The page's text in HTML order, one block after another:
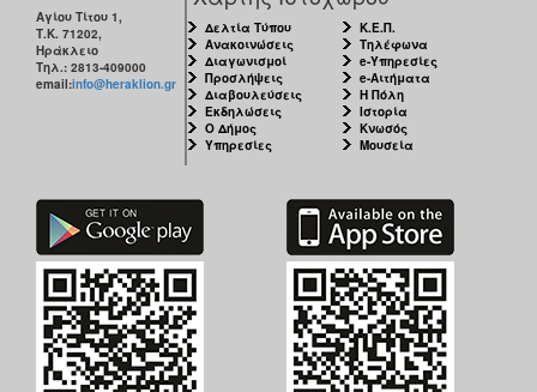
Αγίου Τίτου 1,
Τ.Κ. 71202,
Ηράκλειο
Τηλ.: 2813-409000
email:info@heraklion.gr
Δελτία Τύπου
Ανακοινώσεις
Διαγωνισμοί
Προσλήψεις
Διαβουλεύσεις
Εκδηλώσεις
Ο Δήμος
Υπηρεσίες
Κ.Ε.Π.
Τηλέφωνα
e-Υπηρεσίες
e-Αιτήματα
Η Πόλη
Ιστορία
Κνωσός
Μουσεία